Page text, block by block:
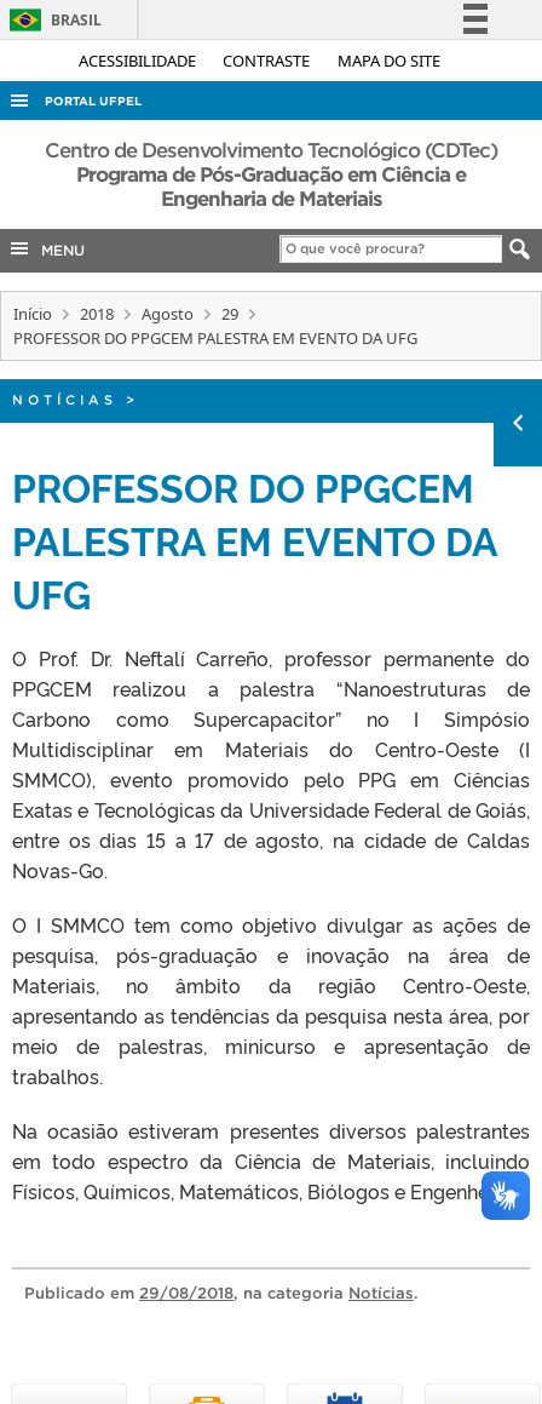
ACESSIBILIDADE CONTRASTE MAPA DO SITE
BRASIL
Simplifique!
Acesso à informação
Legislação
Canais
PORTAL UFPEL
ACESSO À INFORMAÇÃO
AUDITORIA
EDITAIS
INTERNACIONAL
Centro de Desenvolvimento Tecnológico (CDTec)
Programa de Pós-Graduação em Ciência e
Engenharia de Materiais
MENU
Início 2018 Agosto
29
PROFESSOR DO PPGCEM PALESTRA EM EVENTO DA UFG
NOTÍCIAS >
PROFESSOR DO PPGCEM
PALESTRA EM EVENTO DA
UFG
O Prof. Dr. Neftalí Carreño, professor permanente do
PPGCEM realizou a palestra “Nanoestruturas de
Carbono como Supercapacitor” no I Simpósio
Multidisciplinar em Materiais do Centro-Oeste (I
SMMCO), evento promovido pelo PPG em Ciências
Exatas e Tecnológicas da Universidade Federal de Goiás,
entre os dias 15 a 17 de agosto, na cidade de Caldas
Novas-Go.
O I SMMCO tem como objetivo divulgar as ações de
pesquisa, pós-graduação e inovação na área de
Materiais, no âmbito da região Centro-Oeste,
apresentando as tendências da pesquisa nesta área, por
meio de palestras, minicurso e apresentação de
trabalhos.
Na ocasião estiveram presentes diversos palestrantes
em todo espectro da Ciência de Materiais, incluindo
Físicos, Químicos, Matemáticos, Biólogos e Engenheiros.
Publicado em 29/08/2018, na categoria Notícias.